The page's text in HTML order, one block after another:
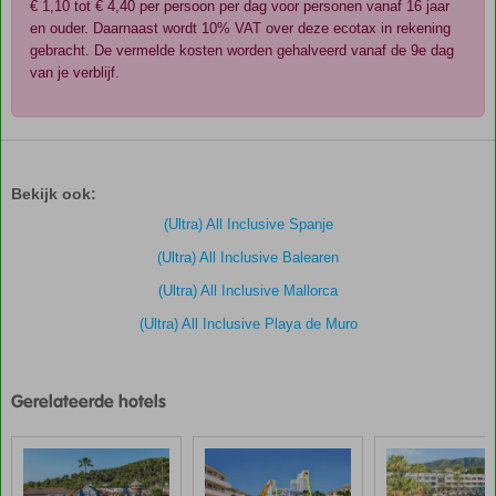
€ 1,10 tot € 4,40 per persoon per dag voor personen vanaf 16 jaar
en ouder. Daarnaast wordt 10% VAT over deze ecotax in rekening
gebracht. De vermelde kosten worden gehalveerd vanaf de 9e dag
van je verblijf.
door
Selection
Playa
Bekijk ook:
(Ultra) All Inclusive Spanje
(Ultra) All Inclusive Balearen
(Ultra) All Inclusive Mallorca
(Ultra) All Inclusive Playa de Muro
Gerelateerde hotels